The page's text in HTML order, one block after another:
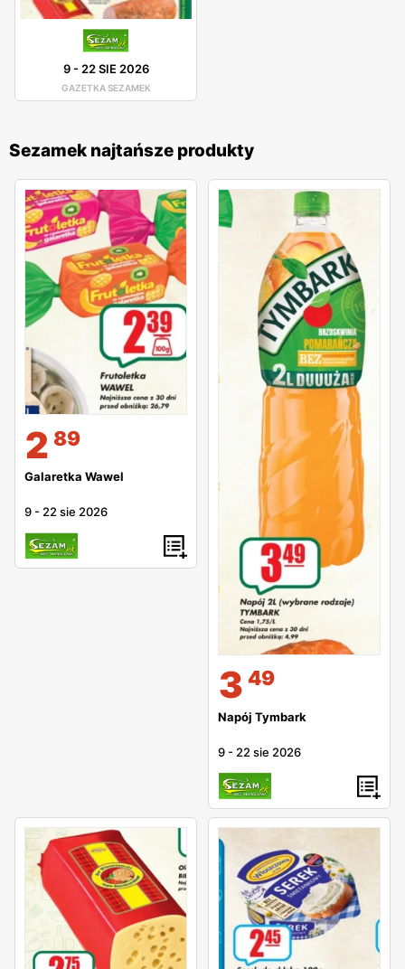
9-22 SIE 2026
GAZETKA SEZAMEK
Sezamek najtańsze produkty
2 89
Galaretka Wawel
9 - 22 sie 2026
3 49
Napój Tymbark
9 - 22 sie 2026